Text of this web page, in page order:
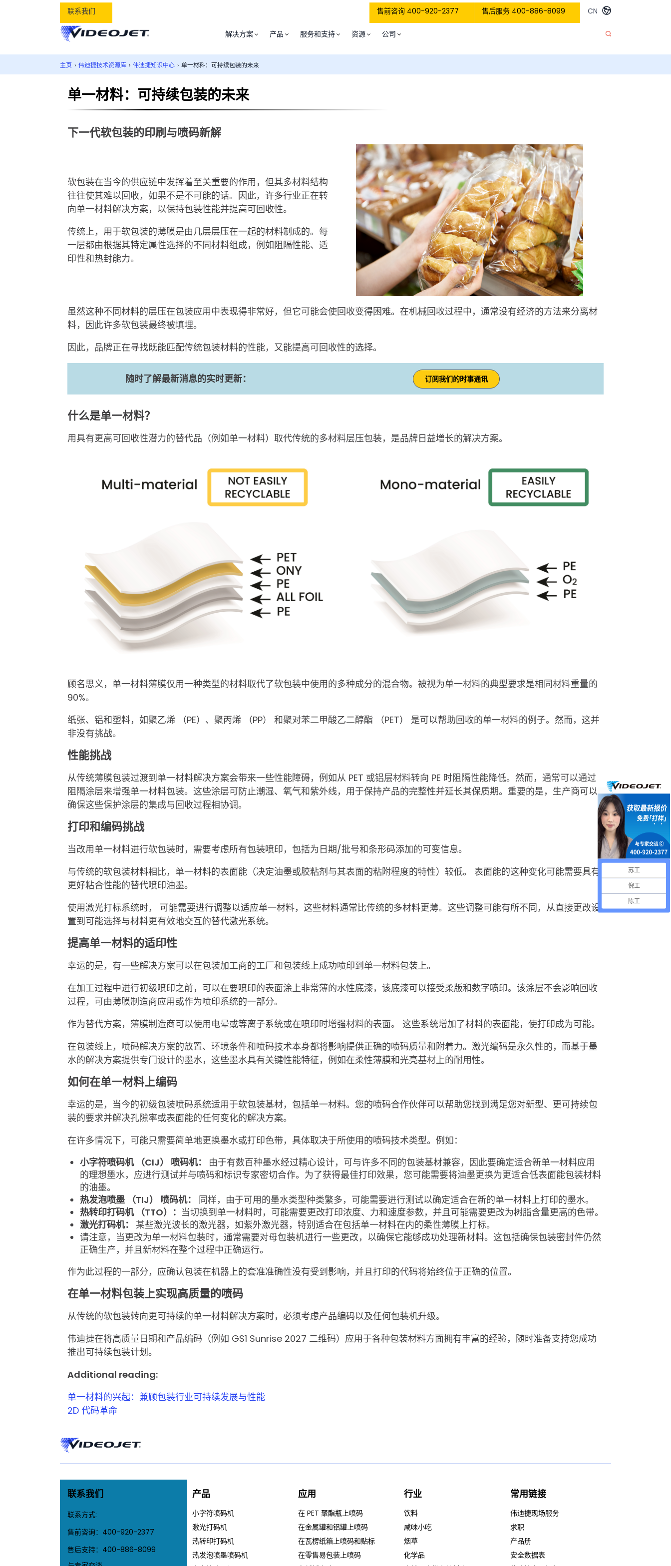
联系我们 售前咨询 400-920-2377 售后服务 400-886-8099 CN
解决方案 产品 服务和支持 资源 公司
主页 › 伟迪捷技术资源库 › 伟迪捷知识中心 › 单一材料：可持续包装的未来
单一材料：可持续包装的未来
下一代软包装的印刷与喷码新解
软包装在当今的供应链中发挥着至关重要的作用，但其多材料结构
往往使其难以回收，如果不是不可能的话。因此，许多行业正在转
向单一材料解决方案，以保持包装性能并提高可回收性。
传统上，用于软包装的薄膜是由几层层压在一起的材料制成的。每
一层都由根据其特定属性选择的不同材料组成，例如阻隔性能、适
印性和热封能力。
虽然这种不同材料的层压在包装应用中表现得非常好，但它可能会使回收变得困难。在机械回收过程中，通常没有经济的方法来分离材
料，因此许多软包装最终被填埋。
因此，品牌正在寻找既能匹配传统包装材料的性能，又能提高可回收性的选择。
随时了解最新消息的实时更新： 订阅我们的时事通讯
什么是单一材料？
用具有更高可回收性潜力的替代品（例如单一材料）取代传统的多材料层压包装，是品牌日益增长的解决方案。
顾名思义，单一材料薄膜仅用一种类型的材料取代了软包装中使用的多种成分的混合物。被视为单一材料的典型要求是相同材料重量的
90%。
纸张、铝和塑料，如聚乙烯 （PE）、聚丙烯 （PP） 和聚对苯二甲酸乙二醇酯 （PET） 是可以帮助回收的单一材料的例子。然而，这并
非没有挑战。
性能挑战
从传统薄膜包装过渡到单一材料解决方案会带来一些性能障碍，例如从 PET 或铝层材料转向 PE 时阻隔性能降低。然而，通常可以通过
阻隔涂层来增强单一材料包装。这些涂层可防止潮湿、氧气和紫外线，用于保持产品的完整性并延长其保质期。重要的是，生产商可以
确保这些保护涂层的集成与回收过程相协调。
打印和编码挑战
当改用单一材料进行软包装时，需要考虑所有包装喷印，包括为日期/批号和条形码添加的可变信息。
与传统的软包装材料相比，单一材料的表面能（决定油墨或胶粘剂与其表面的粘附程度的特性）较低。 表面能的这种变化可能需要具有
更好粘合性能的替代喷印油墨。
使用激光打标系统时， 可能需要进行调整以适应单一材料，这些材料通常比传统的多材料更薄。这些调整可能有所不同，从直接更改设
置到可能选择与材料更有效地交互的替代激光系统。
提高单一材料的适印性
幸运的是，有一些解决方案可以在包装加工商的工厂和包装线上成功喷印到单一材料包装上。
在加工过程中进行初级喷印之前，可以在要喷印的表面涂上非常薄的水性底漆，该底漆可以接受柔版和数字喷印。该涂层不会影响回收
过程，可由薄膜制造商应用或作为喷印系统的一部分。
作为替代方案，薄膜制造商可以使用电晕或等离子系统或在喷印时增强材料的表面。 这些系统增加了材料的表面能，使打印成为可能。
在包装线上，喷码解决方案的放置、环境条件和喷码技术本身都将影响提供正确的喷码质量和附着力。激光编码是永久性的，而基于墨
水的解决方案提供专门设计的墨水，这些墨水具有关键性能特征，例如在柔性薄膜和光亮基材上的耐用性。
如何在单一材料上编码
幸运的是，当今的初级包装喷码系统适用于软包装基材，包括单一材料。您的喷码合作伙伴可以帮助您找到满足您对新型、更可持续包
装的要求并解决孔隙率或表面能的任何变化的解决方案。
在许多情况下，可能只需要简单地更换墨水或打印色带，具体取决于所使用的喷码技术类型。例如：
小字符喷码机
（CIJ） 喷码机：
由于有数百种墨水经过精心设计，可与许多不同的包装基材兼容，因此要确定适合新单一材料应用
的理想墨水，应进行测试并与喷码和标识专家密切合作。为了获得最佳打印效果，您可能需要将油墨更换为更适合低表面能包装材料
的油墨。
热发泡喷墨
（TIJ） 喷码机：
同样，由于可用的墨水类型种类繁多，可能需要进行测试以确定适合在新的单一材料上打印的墨水。
热转印打码机
（TTO）： 当切换到单一材料时，可能需要更改打印浓度、力和速度参数，并且可能需要更改为树脂含量更高的色带。
激光打码机： 某些激光波长的激光器，如紫外激光器，特别适合在包括单一材料在内的柔性薄膜上打标。
请注意，当更改为单一材料包装时，通常需要对母包装机进行一些更改，以确保它能够成功处理新材料。这包括确保包装密封件仍然
正确生产，并且新材料在整个过程中正确运行。
作为此过程的一部分，应确认包装在机器上的套准准确性没有受到影响，并且打印的代码将始终位于正确的位置。
在单一材料包装上实现高质量的喷码
从传统的软包装转向更可持续的单一材料解决方案时，必须考虑产品编码以及任何包装机升级。
伟迪捷在将高质量日期和产品编码（例如 GS1 Sunrise 2027 二维码）应用于各种包装材料方面拥有丰富的经验，随时准备支持您成功
推出可持续包装计划。
Additional reading:
单一材料的兴起：兼顾包装行业可持续发展与性能
2D 代码革命
联系我们
联系方式:
售前咨询： 400-920-2377
售后支持： 400-886-8099
产品
小字符喷码机
激光打码机
热转印打码机
热发泡喷墨喷码机
应用
在 PET 聚酯瓶上喷码
在金属罐和铝罐上喷码
在瓦楞纸箱上喷码和贴标
在零售易包装上喷码
行业
饮料
咸味小吃
烟草
化学品
常用链接
伟迪捷现场服务
求职
产品册
安全数据表
苏工
倪工
陈工